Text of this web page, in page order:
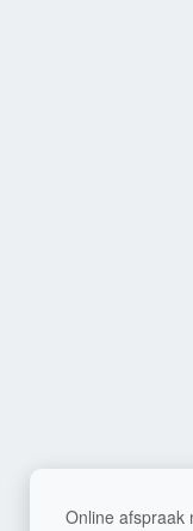
Online afspraak